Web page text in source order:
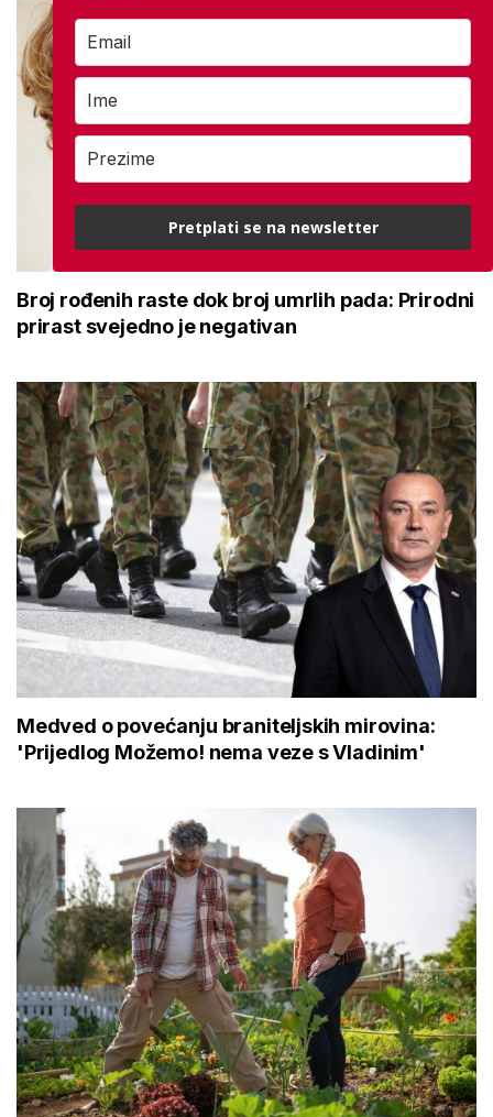
Broj rođenih raste dok broj umrlih pada: Prirodni
prirast svejedno je negativan
Medved o povećanju braniteljskih mirovina:
'Prijedlog Možemo! nema veze s Vladinim'
Pretplati se na newsletter